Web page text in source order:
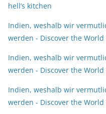
hell’s kitchen
Indien, weshalb wir
werden - Discover the World
Indien, weshalb wir
werden - Discover the World
Indien, weshalb wir
werden - Discover the World